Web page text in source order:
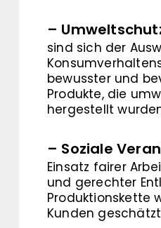
–
sind sich der
bewusster und
Produkte, die
hergestellt
– Soziale
Einsatz fairer
und gerechter
Produktionskette
Kunden